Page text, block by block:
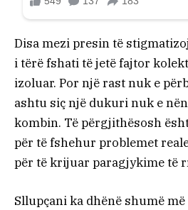
Disa mezi presin të
i tërë fshati të jetë fajtor
izoluar. Por një rast nuk e
ashtu siç një dukuri nuk e
kombin. Të përgjithësosh
për të fshehur problemet
për të krijuar paragjykime të
Sllupçani ka dhënë shumë